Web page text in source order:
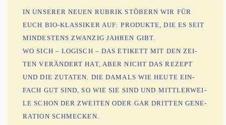
IN UNSE­RER NEU­EN RUBRIK STÖ­BERN WIR FÜR
EUCH BIO-KLAS­SI­KER AUF: PRO­DUK­TE, DIE ES SEIT
MIN­DES­TENS ZWAN­ZIG JAH­REN GIBT.
WO SICH – LOGISCH – DAS ­ETI­KETT MIT DEN ZEI­
TEN VER­ÄN­DERT HAT, ABER NICHT DAS REZEPT
UND DIE ZUTA­TEN. DIE DAMALS WIE HEU­TE EIN­
FACH GUT SIND, SO WIE SIE SIND UND MITT­LER­WEI­
LE SCHON DER ZWEI­TEN ODER GAR DRIT­TEN GENE­
RA­TI­ON SCHMECKEN.